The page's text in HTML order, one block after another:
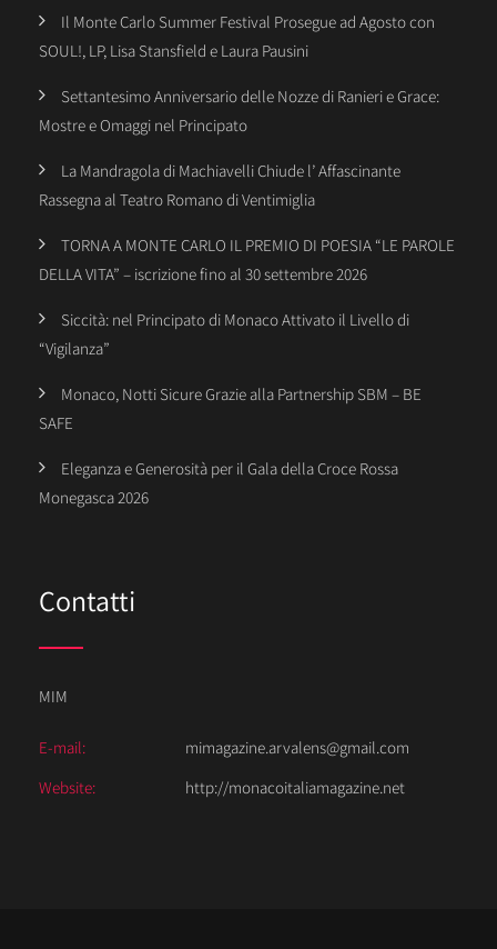
Il Monte Carlo Summer Festival Prosegue ad Agosto con
SOUL!, LP, Lisa Stansfield e Laura Pausini
Settantesimo Anniversario delle Nozze di Ranieri e Grace:
Mostre e Omaggi nel Principato
La Mandragola di Machiavelli Chiude l’ Affascinante
Rassegna al Teatro Romano di Ventimiglia
TORNA A MONTE CARLO IL PREMIO DI POESIA “LE PAROLE
DELLA VITA” – iscrizione fino al 30 settembre 2026
Siccità: nel Principato di Monaco Attivato il Livello di
“Vigilanza”
Monaco, Notti Sicure Grazie alla Partnership SBM – BE
SAFE
Eleganza e Generosità per il Gala della Croce Rossa
Monegasca 2026
Contatti
MIM
E-mail:
mimagazine.arvalens@gmail.com
Website:
http://monacoitaliamagazine.net